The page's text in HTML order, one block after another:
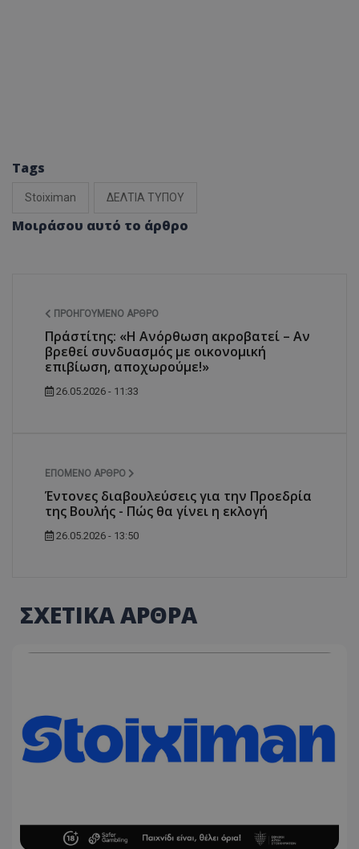
Tags
Stoiximan ΔΕΛΤΙΑ ΤΥΠΟΥ
Μοιράσου αυτό το άρθρο
ΠΡΟΗΓΟΎΜΕΝΟ ΆΡΘΡΟ
Πράστίτης: «Η Ανόρθωση ακροβατεί – Αν
βρεθεί συνδυασμός με οικονομική
επιβίωση, αποχωρούμε!»
26.05.2026 - 11:33
ΕΠΌΜΕΝΟ ΆΡΘΡΟ
Έντονες διαβουλεύσεις για την Προεδρία
της Βουλής - Πώς θα γίνει η εκλογή
26.05.2026 - 13:50
ΣΧΕΤΙΚΑ ΑΡΘΡΑ